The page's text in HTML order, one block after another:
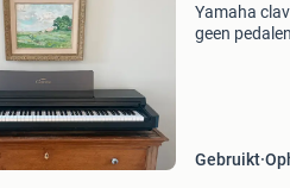
Yamaha
geen
Gebruikt